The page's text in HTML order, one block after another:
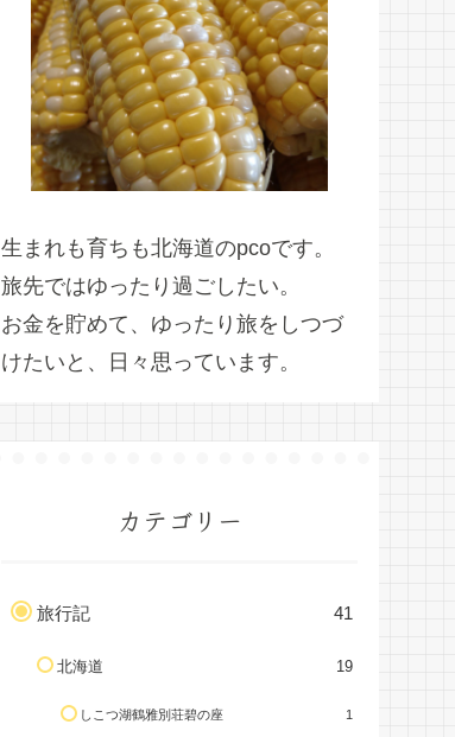
生まれも育ちも北海道のpcoです。
旅先ではゆったり過ごしたい。
お金を貯めて、ゆったり旅をしつづ
けたいと、日々思っています。
カテゴリー
旅行記 41
北海道 19
しこつ湖鶴雅別荘碧の座 1